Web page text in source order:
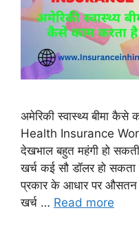
अमेरिकी स्वास्थ्य बीमा
Health Insurance
देखभाल बहुत महंगी हो
खर्च कई सौ डॉलर हो
प्रकार के आधार पर औसतन
खर्च … Read more